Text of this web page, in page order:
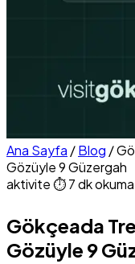
Ana Sayfa /Blog /
Gözüyle 9 Güzergah
aktivite⏱ 7 dk okuma
Gökçeada
Gözüyle 9